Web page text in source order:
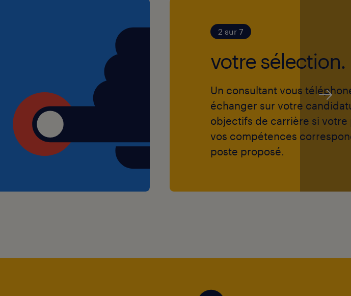
2 sur 7
votre sélection.
Un consultant vous
échanger sur votre
objectifs de carrière si votre
vos compétences
poste proposé.